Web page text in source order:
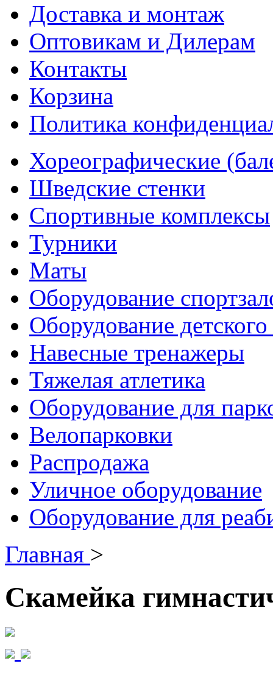
Доставка и монтаж
Оптовикам и Дилерам
Контакты
Корзина
Политика
Хореографические
Шведские стенки
Cпортивные комплексы
Турники
Маты
Оборудование
Оборудование детского
Навесные тренажеры
Тяжелая атлетика
Оборудование для
Велопарковки
Распродажа
Уличное оборудование
Оборудование для
Главная >
Скамейка